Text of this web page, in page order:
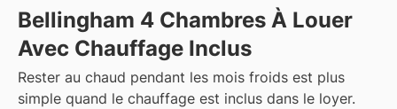
Bellingham 4 Chambres À Louer
Avec Chauffage Inclus
Rester au chaud pendant les mois froids est plus
simple quand le chauffage est inclus dans le loyer.